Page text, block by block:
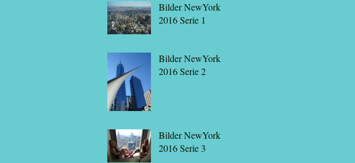
Bilder NewYork
2016 Serie 1
Bilder NewYork
2016 Serie 2
Bilder NewYork
2016 Serie 3